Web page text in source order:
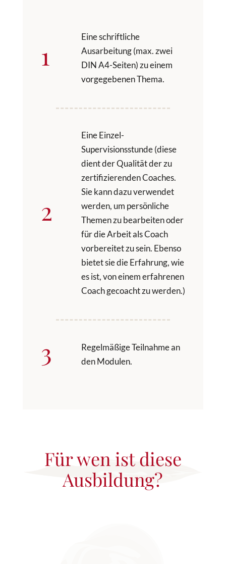
1
Eine schriftliche
Ausarbeitung (max. zwei
DIN A4-Seiten) zu einem
vorgegebenen Thema.
2
Eine Einzel-
Supervisionsstunde (diese
dient der Qualität der zu
zertifizierenden Coaches.
Sie kann dazu verwendet
werden, um persönliche
Themen zu bearbeiten oder
für die Arbeit als Coach
vorbereitet zu sein. Ebenso
bietet sie die Erfahrung, wie
es ist, von einem erfahrenen
Coach gecoacht zu werden.)
3
Regelmäßige Teilnahme an
den Modulen.
Für wen ist diese
Ausbildung?